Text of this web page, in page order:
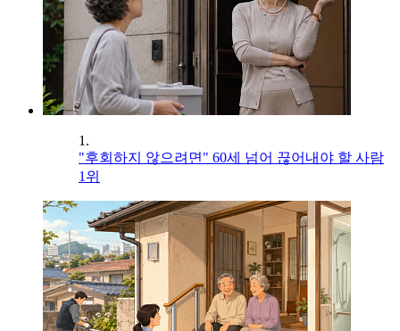
1.
"후회하지 않으려면" 60세 넘어 끊어내야 할 사람
1위